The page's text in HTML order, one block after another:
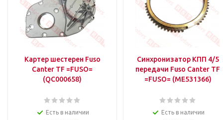
Картер шестерен Fuso
Canter TF =FUSO=
(QC000658)
Есть в наличии
Синхронизатор КПП 4/5
передачи Fuso Canter TF
=FUSO= (ME531366)
Есть в наличии